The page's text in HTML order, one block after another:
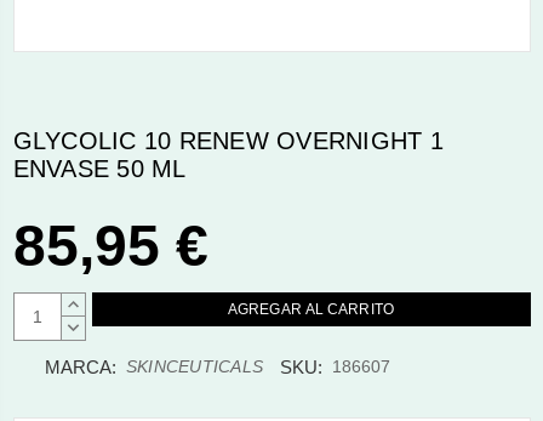
GLYCOLIC 10 RENEW OVERNIGHT 1
ENVASE 50 ML
85,95 €
AUMENTAR
CANTIDAD:
DISMINUIR
MARCA: SKINCEUTICALS SKU: 186607